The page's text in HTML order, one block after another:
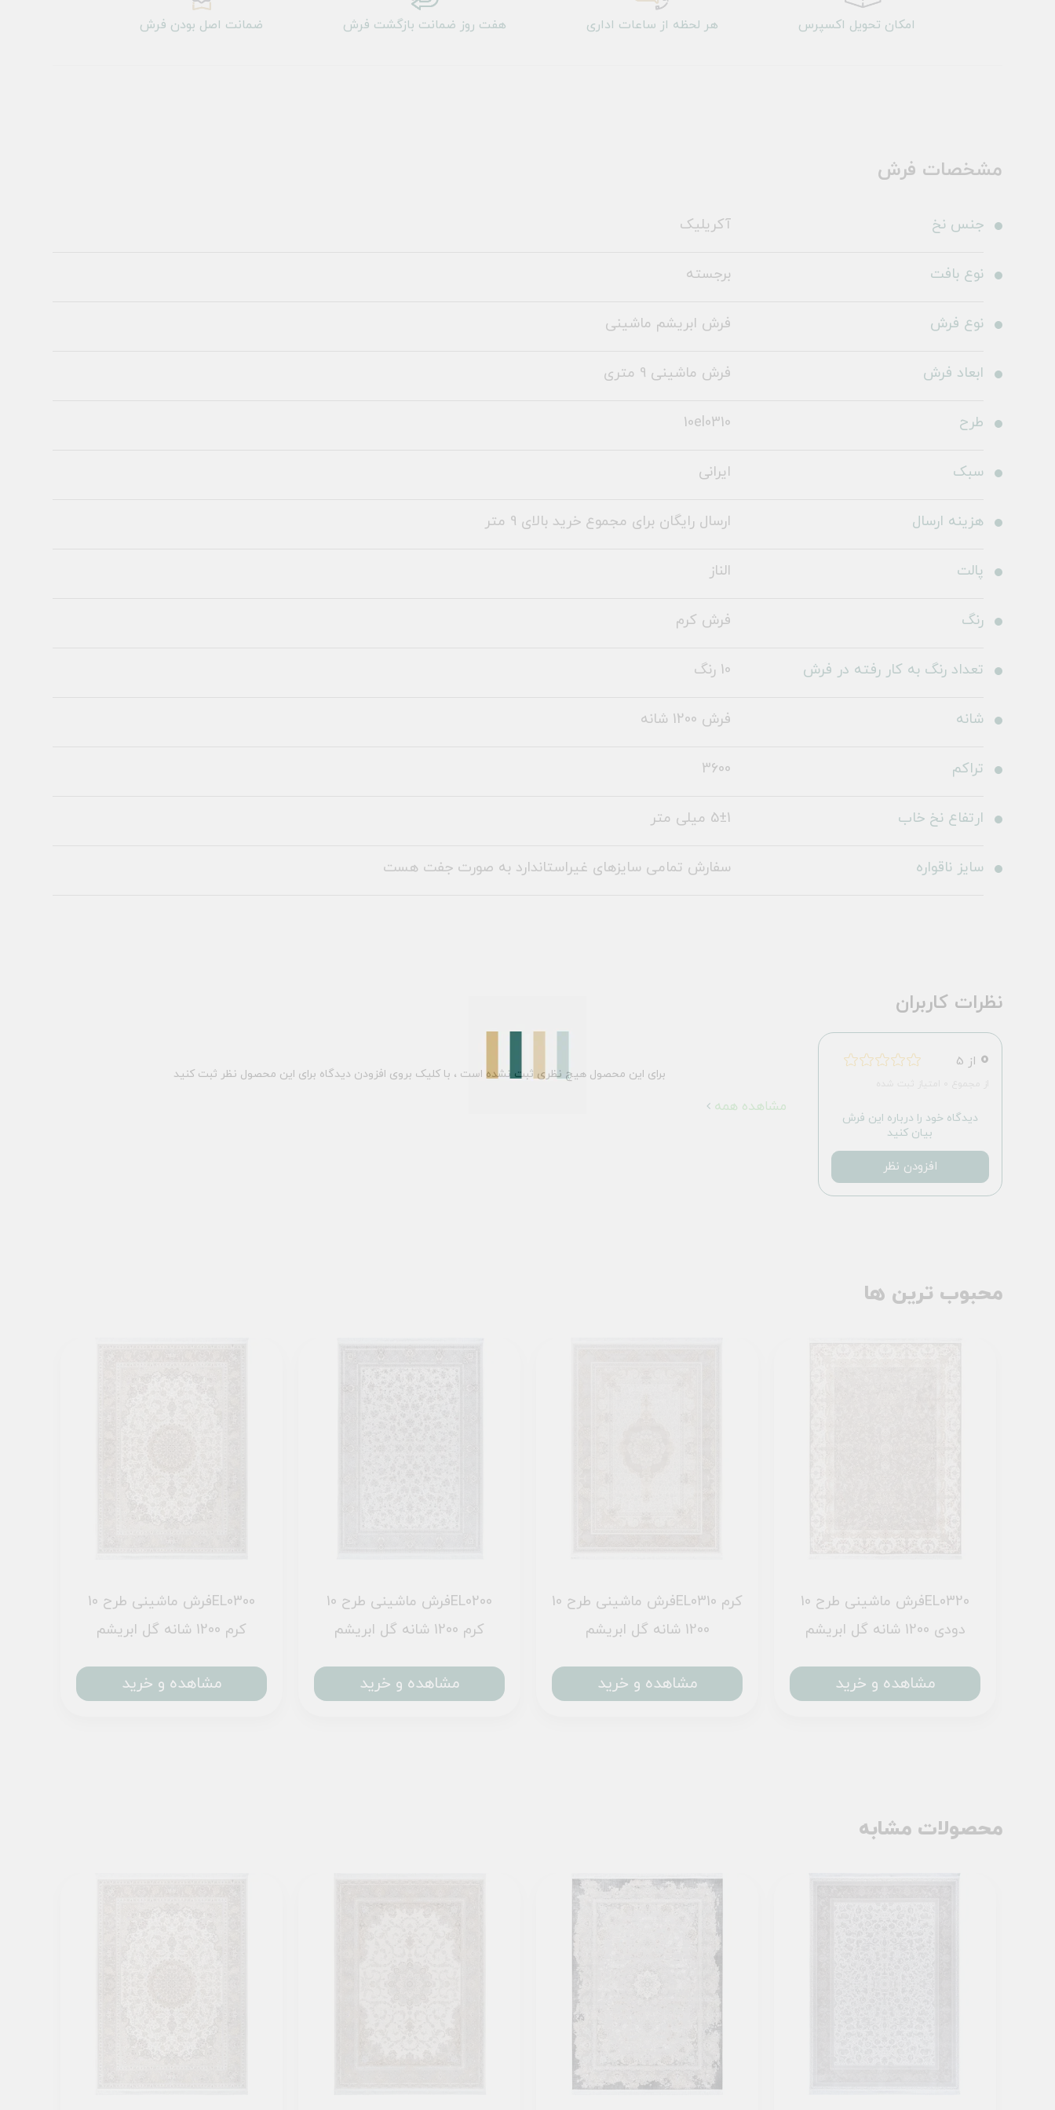
امکان تحویل اکسپرس هر لحظه از ساعات اداری هفت روز ضمانت بازگشت فرش ضمانت اصل بودن فرش
مشخصات فرش
جنس نخ آکریلیک
نوع بافت برجسته
نوع فرش فرش ابریشم ماشینی
ابعاد فرش فرش ماشینی 9 متری
طرح 10el0310
سبک ایرانی
هزینه ارسال ارسال رایگان برای مجموع خرید بالای 9 متر
پالت الناز
رنگ فرش کرم
تعداد رنگ به کار رفته در فرش 10 رنگ
شانه فرش 1200 شانه
تراکم 3600
ارتفاع نخ خاب 5±1 میلی متر
سایز ناقواره سفارش تمامی سایزهای غیراستاندارد به صورت جفت هست
نظرات کاربران
0 از 5
دیدگاه خود را درباره این فرش
بیان کنید
افزودن نظر
برای این محصول هیچ نظری ثبت نشده است ، با کلیک بروی افزودن دیدگاه برای این محصول نظر ثبت کنید
مشاهده همه
محبوب ترین ها
فرش ماشینی طرح 10EL0300
کرم 1200 شانه گل ابریشم
مشاهده و خرید
فرش ماشینی طرح 10EL0200
کرم 1200 شانه گل ابریشم
مشاهده و خرید
فرش ماشینی طرح 10EL0310 کرم
1200 شانه گل ابریشم
مشاهده و خرید
فرش ماشینی طرح 10EL0320
دودی 1200 شانه گل ابریشم
مشاهده و خرید
محصولات مشابه